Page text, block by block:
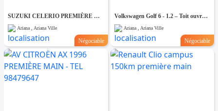
SUZUKI CELERIO PREMIÈRE MAIN km 20 MILLE -TEL98479647
Ariana , Ariana Ville
Négociable
Volkswagen Golf 6 - 1.2 – Toit ouvrant – Très bien équipée - Tel 98479647
Ariana , Ariana Ville
Négociable